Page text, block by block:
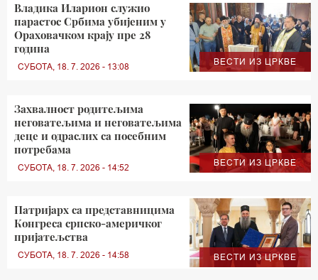
ВЕСТИ ИЗ ЦРКВЕ
Владика Иларион служио
парастос Србима убијеним у
Ораховачком крају пре 28
година
СУБОТА, 18. 7. 2026 - 13:08
ВЕСТИ ИЗ ЦРКВЕ
Захвалност родитељима
неговатељима и неговатељима
деце и одраслих са посебним
потребама
СУБОТА, 18. 7. 2026 - 14:52
ВЕСТИ ИЗ ЦРКВЕ
Патријарх са представницима
Конгреса српско-америчког
пријатељства
СУБОТА, 18. 7. 2026 - 14:58